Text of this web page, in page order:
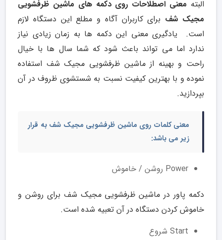
البته معنی اصطلاحات روی دکمه های ماشین ظرفشویی
مجیک شف برای کاربران آگاه و مطلع این دستگاه لازم
است. یادگیری معنی این دکمه ها به زمان زیادی نیاز
ندارد اما می تواند باعث شود که شما سال ها با خیال
راحت و بهینه از ماشین ظرفشویی مجیک شف استفاده
نموده و با بهترین کیفیت نسبت به شستشوی ظروف در آن
بپردازید.
معنی کلمات روی ماشین ظرفشویی مجیک شف به قرار
زیر می باشد:
Power روشن / خاموش
دکمه پاور در ماشین ظرفشویی مجیک شف برای روشن و
خاموش کردن دستگاه در آن تعبیه شده است.
Start شروع